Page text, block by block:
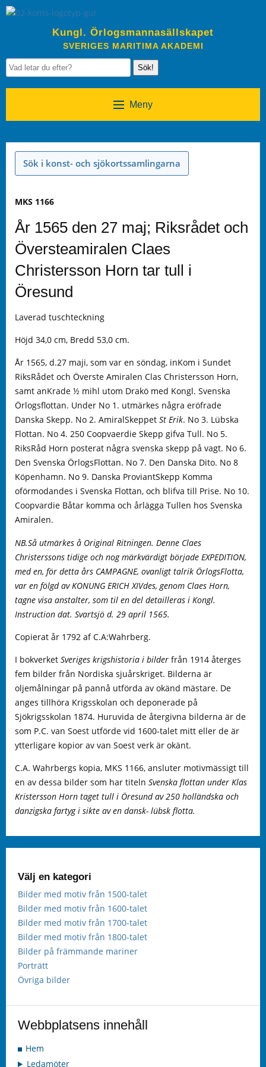
Kungl. Örlogsmannasällskapet
SVERIGES MARITIMA AKADEMI
Sök!
Meny
Sök i konst- och sjökortssamlingarna
MKS 1166
År 1565 den 27 maj; Riksrådet och
Översteamiralen Claes
Christersson Horn tar tull i
Öresund
Laverad tuschteckning
Höjd 34,0 cm, Bredd 53,0 cm.
År 1565, d.27 maji, som var en söndag, inKom i Sundet
RiksRådet och Överste Amiralen Clas Christersson Horn,
samt anKrade ½ mihl utom Drakö med Kongl. Svenska
Örlogsflottan. Under No 1. utmärkes några eröfrade
Danska Skepp. No 2. AmiralSkeppet St Erik. No 3. Lübska
Flottan. No 4. 250 Coopvaerdie Skepp gifva Tull. No 5.
RiksRåd Horn posterat några svenska skepp på vagt. No 6.
Den Svenska ÖrlogsFlottan. No 7. Den Danska Dito. No 8
Köpenhamn. No 9. Danska ProviantSkepp Komma
oförmodandes i Svenska Flottan, och blifva till Prise. No 10.
Coopvardie Båtar komma och årlägga Tullen hos Svenska
Amiralen.
NB.Så utmärkes å Original Ritningen. Denne Claes
Christerssons tidige och nog märkvärdigt började EXPEDITION,
med en, för detta års CAMPAGNE, ovanligt talrik ÖrlogsFlotta,
var en fölgd av KONUNG ERICH XIVdes, genom Claes Horn,
tagne visa anstalter, som til en del detailleras i Kongl.
Instruction dat. Svartsjö d. 29 april 1565.
Copierat år 1792 af C.A:Wahrberg.
I bokverket Sveriges krigshistoria i bilder från 1914 återges
fem bilder från Nordiska sjuårskriget. Bilderna är
oljemålningar på pannå utförda av okänd mästare. De
anges tillhöra Krigsskolan och deponerade på
Sjökrigsskolan 1874. Huruvida de återgivna bilderna är de
som P.C. van Soest utförde vid 1600-talet mitt eller de är
ytterligare kopior av van Soest verk är okänt.
C.A. Wahrbergs kopia, MKS 1166, ansluter motivmässigt till
en av dessa bilder som har titeln Svenska flottan under Klas
Kristersson Horn taget tull i Öresund av 250 holländska och
danzigska fartyg i sikte av en dansk- lübsk flotta.
Välj en kategori
Bilder med motiv från 1500-talet
Bilder med motiv från 1600-talet
Bilder med motiv från 1700-talet
Bilder med motiv från 1800-talet
Bilder på främmande mariner
Porträtt
Övriga bilder
Webbplatsens innehåll
Hem
Ledamöter